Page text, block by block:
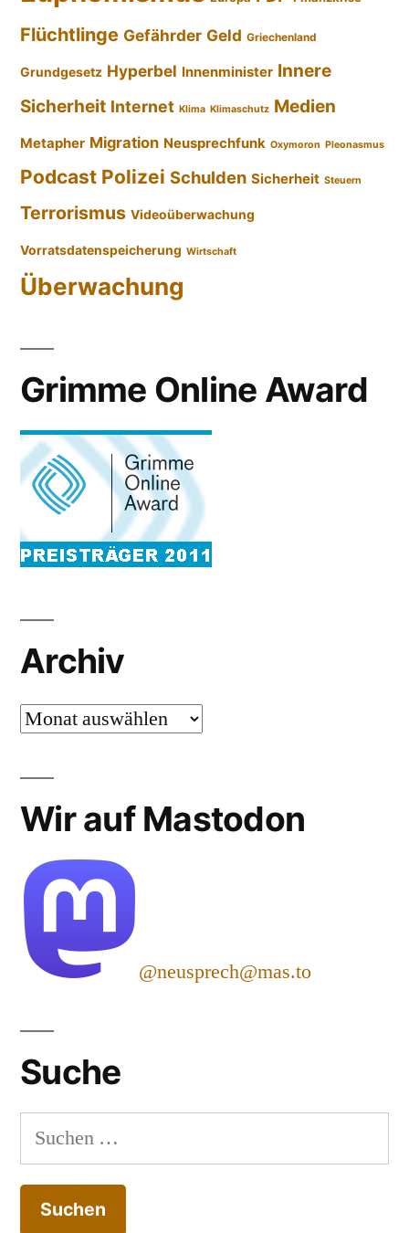
Flüchtlinge Gefährder Geld Griechenland
Grundgesetz Hyperbel Innenminister Innere
Sicherheit Internet Klima Klimaschutz Medien
Metapher Migration Neusprechfunk Oxymoron Pleonasmus
Podcast Polizei Schulden Sicherheit Steuern
Terrorismus Videoüberwachung
Vorratsdatenspeicherung Wirtschaft
Überwachung
Grimme Online Award
Archiv
Archiv
Wir auf Mastodon
@neusprech@mas.to
Suche
Suchen
nach: